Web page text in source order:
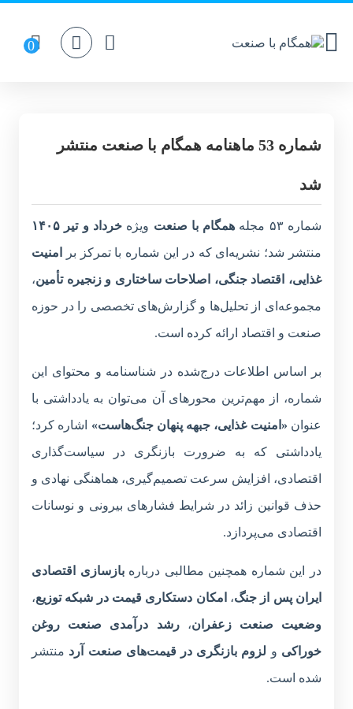
شماره 53 ماهنامه همگام با صنعت منتشر
شد
شماره ۵۳ مجله همگام با صنعت ویژهخرداد و تیر ۱۴۰۵
منتشر شد؛ نشریه‌ای که در این شماره با تمرکز بر
امنیت
غذایی، اقتصاد جنگی، اصلاحات ساختاری و زنجیره تأمین،
مجموعه‌ای از تحلیل‌ها و گزارش‌های تخصصی را در حوزه
صنعت و اقتصاد ارائه کرده است.
بر اساس اطلاعات درج‌شده در شناسنامه و محتوای این
شماره، از مهم‌ترین محورهای آن می‌توان به یادداشتی با
عنوان «امنیت غذایی، جبهه پنهان جنگ‌هاست» اشاره کرد؛
یادداشتی که به ضرورت بازنگری در سیاست‌گذاری
اقتصادی، افزایش سرعت تصمیم‌گیری، هماهنگی نهادی و
حذف قوانین زائد در شرایط فشارهای بیرونی و نوسانات
اقتصادی می‌پردازد.
در این شماره همچنین مطالبی دربارهبازسازی اقتصادی
ایران پس از جنگ، امکان دستکاری قیمت در شبکه توزیع،
وضعیت صنعت زعفران،رشد درآمدی صنعت روغن
خوراکی و لزوم بازنگری در قیمت‌های صنعت آرد منتشر
شده است.